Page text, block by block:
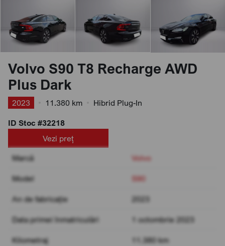
Volvo S90 T8 Recharge AWD
Plus Dark
2023 11.380 km
Hibrid Plug-In
ID Stoc #32218
Vezi preț
Marcă
Volvo
Model S90
An de fabricație 2023
Data primei înmatriculări 1 octombrie 2023
Kilometraj 11.380 km